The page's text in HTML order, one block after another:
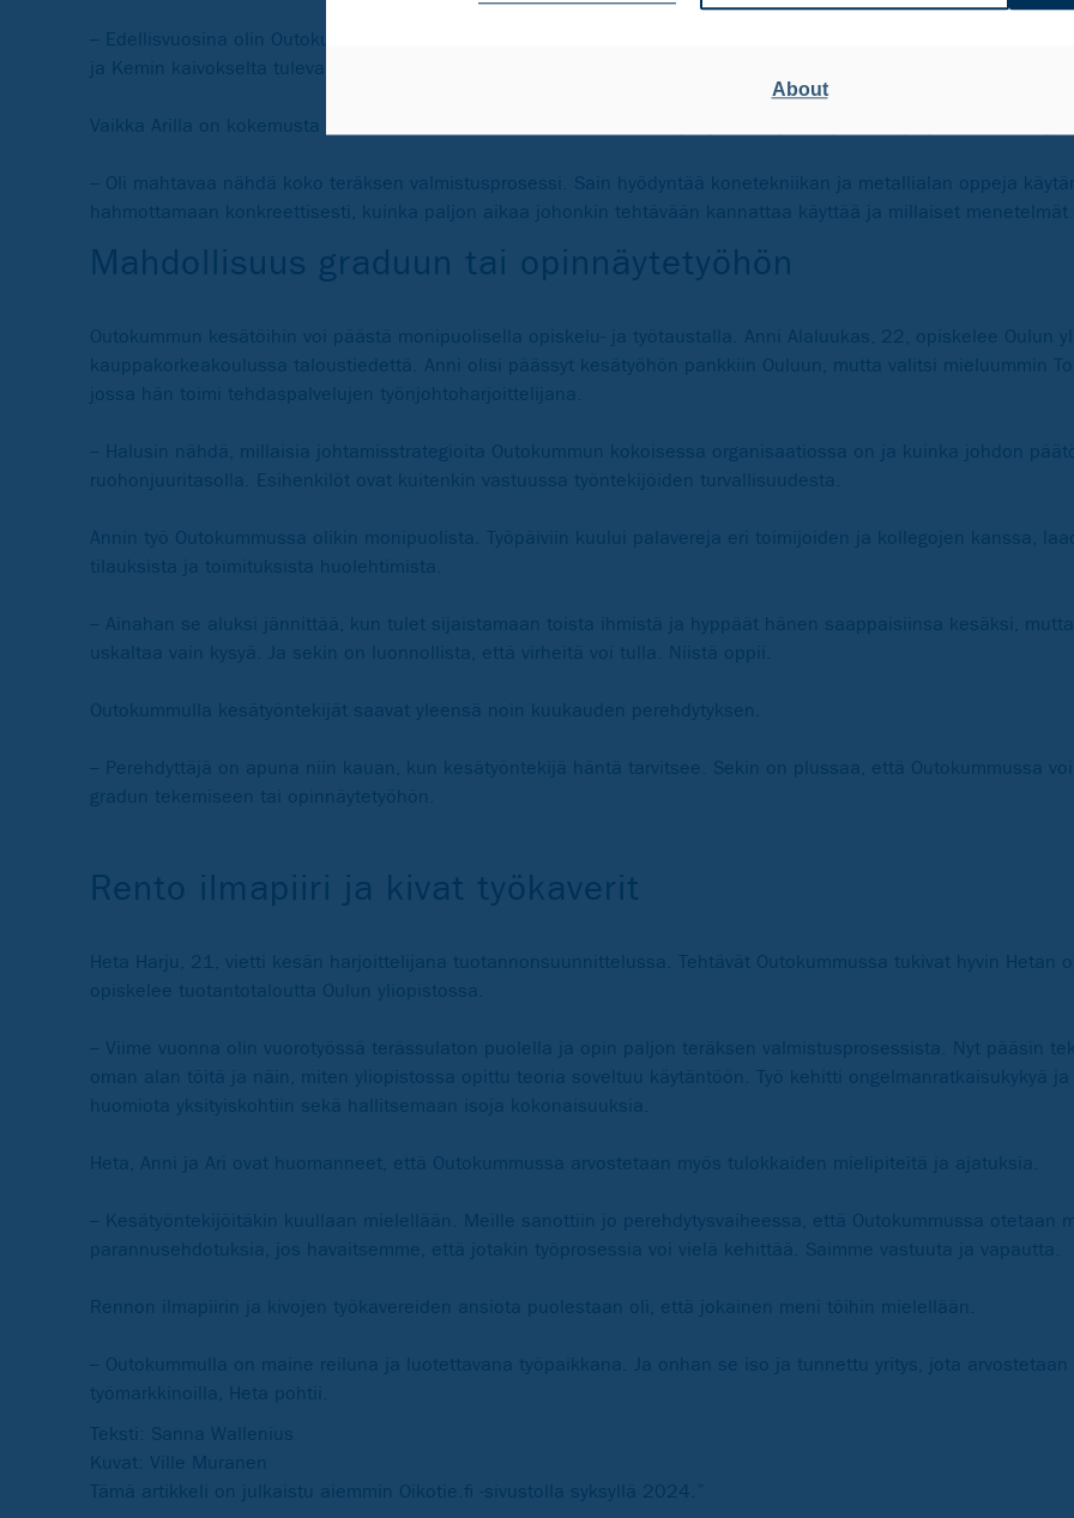
About
– Edellisvuosina olin Outokummun kunnossapidon työharjoittelijana, nyt Terässulaton puolella, jossa käytetään
ja Kemin kaivokselta tulevaa kromimalmia. Tehtäväni oli vastata laitteiden kunnossapidosta.
Vaikka Arilla on kokemusta Outokummusta aiemmilta vuosilta, kesä työnjohtoharjoittelijana toi yrityksestä esiin
– Oli mahtavaa nähdä koko teräksen valmistusprosessi. Sain hyödyntää konetekniikan ja metallialan oppeja
hahmottamaan konkreettisesti, kuinka paljon aikaa johonkin tehtävään kannattaa käyttää ja millaiset
Mahdollisuus graduun tai opinnäytetyöhön
Outokummun kesätöihin voi päästä monipuolisella opiskelu- ja työtaustalla. Anni Alaluukas, 22, opiskelee Oulun
kauppakorkeakoulussa taloustiedettä. Anni olisi päässyt kesätyöhön pankkiin Ouluun, mutta valitsi mieluummin
jossa hän toimi tehdaspalvelujen työnjohtoharjoittelijana.
– Halusin nähdä, millaisia johtamisstrategioita Outokummun kokoisessa organisaatiossa on ja kuinka johdon
ruohonjuuritasolla. Esihenkilöt ovat kuitenkin vastuussa työntekijöiden turvallisuudesta.
Annin työ Outokummussa olikin monipuolista. Työpäiviin kuului palavereja eri toimijoiden ja kollegojen kanssa,
tilauksista ja toimituksista huolehtimista.
– Ainahan se aluksi jännittää, kun tulet sijaistamaan toista ihmistä ja hyppäät hänen saappaisiinsa kesäksi,
uskaltaa vain kysyä. Ja sekin on luonnollista, että virheitä voi tulla. Niistä oppii.
Outokummulla kesätyöntekijät saavat yleensä noin kuukauden perehdytyksen.
– Perehdyttäjä on apuna niin kauan, kun kesätyöntekijä häntä tarvitsee. Sekin on plussaa, että Outokummussa
gradun tekemiseen tai opinnäytetyöhön.
Rento ilmapiiri ja kivat työkaverit
Heta Harju, 21, vietti kesän harjoittelijana tuotannonsuunnittelussa. Tehtävät Outokummussa tukivat hyvin Hetan
opiskelee tuotantotaloutta Oulun yliopistossa.
– Viime vuonna olin vuorotyössä terässulaton puolella ja opin paljon teräksen valmistusprosessista. Nyt pääsin
oman alan töitä ja näin, miten yliopistossa opittu teoria soveltuu käytäntöön. Työ kehitti ongelmanratkaisukykyä
huomiota yksityiskohtiin sekä hallitsemaan isoja kokonaisuuksia.
Heta, Anni ja Ari ovat huomanneet, että Outokummussa arvostetaan myös tulokkaiden mielipiteitä ja ajatuksia.
– Kesätyöntekijöitäkin kuullaan mielellään. Meille sanottiin jo perehdytysvaiheessa, että Outokummussa otetaan
parannusehdotuksia, jos havaitsemme, että jotakin työprosessia voi vielä kehittää. Saimme vastuuta ja vapautta.
Rennon ilmapiirin ja kivojen työkavereiden ansiota puolestaan oli, että jokainen meni töihin mielellään.
– Outokummulla on maine reiluna ja luotettavana työpaikkana. Ja onhan se iso ja tunnettu yritys, jota arvostetaan
työmarkkinoilla, Heta pohtii.
Teksti: Sanna Wallenius
Kuvat: Ville Muranen
Tämä artikkeli on julkaistu aiemmin Oikotie.fi -sivustolla syksyllä 2024.”